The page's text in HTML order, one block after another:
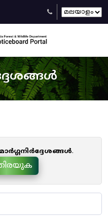
മാർഗ്ഗനിർദ്ദേശങ്ങൾ.